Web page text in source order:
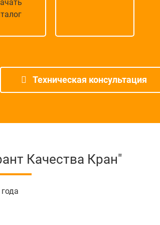
Техническая консультация
Качества Кран"